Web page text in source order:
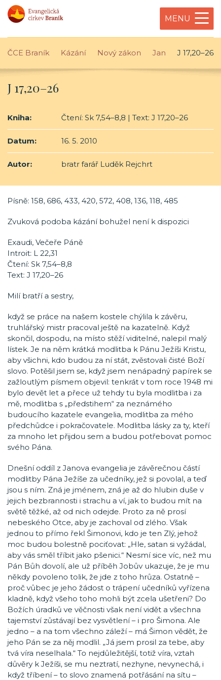
MENU
ČCE Braník Kázání Nový zákon Jan J 17,20–26
J 17,20–26
Kniha: Čtení: Sk 7,54–8,8 | Text: J 17,20–26
Datum: 16. 5. 2010
Autor: bratr farář Luděk Rejchrt
Písně: 158, 686, 433, 420, 572, 408, 136, 118, 485
Zvuková podoba kázání bohužel není k dispozici
Exaudi, Večeře Páně
Introit: L 22,31
Čtení: Sk 7,54–8,8
Text: J 17,20–26
Milí bratří a sestry,
když se práce na našem kostele chýlila k závěru,
truhlářský mistr pracoval ještě na kazatelně. Když
skončil, dospodu, na místo stěží viditelné, nalepil malý
lístek. Je na něm krátká modlitba k Pánu Ježíši Kristu,
aby všichni, kdo budou za ní stát, zvěstovali čisté Boží
slovo. Potěšil jsem se, když jsem nenápadný papírek se
zažloutlým písmem objevil: tenkrát v tom roce 1948 mi
bylo devět let a přece už tehdy tu byla modlitba i za
mě, modlitba s „předstihem“ za neznámého
budoucího kazatele evangelia, modlitba za mého
předchůdce i pokračovatele. Modlitba lásky za ty, kteří
za mnoho let přijdou sem a budou potřebovat pomoc
svého Pána.
Dnešní oddíl z Janova evangelia je závěrečnou částí
modlitby Pána Ježíše za učedníky, jež si povolal, a teď
jsou s ním. Zná je jménem, zná je až do hlubin duše v
jejich bezbrannosti i strachu a ví, jak to budou mít na
světě těžké, až od nich odejde. Proto za ně prosí
nebeského Otce, aby je zachoval od zlého. Však
jednou to přímo řekl Šimonovi, kdo je ten Zlý, jehož
moc budou bolestně pociťovat: „Hle, satan si vyžádal,
aby vás směl tříbit jako pšenici.“ Nesmí sice víc, než mu
Pán Bůh dovolí, ale už příběh Jobův ukazuje, že je mu
někdy povoleno tolik, že jde z toho hrůza. Ostatně –
proč vůbec je jeho žádost o trápení učedníků vyřízena
kladně, když všeho toho mohli být zcela ušetřeni? Do
Božích úradků ve věčnosti však není vidět a všechna
tajemství zůstávají bez vysvětlení – i pro Šimona. Ale
jedno – a na tom všechno záleží – má Šimon vědět, že
jeho Pán se za něj modlil. „Já jsem prosil za tebe, aby
tvá víra neselhala.“ To nejdůležitější, totiž víra, vztah
důvěry k Ježíši, se mu neztratí, nezhyne, nevynechá, i
když tříbení – to slovo znamená potřásání na sítu –